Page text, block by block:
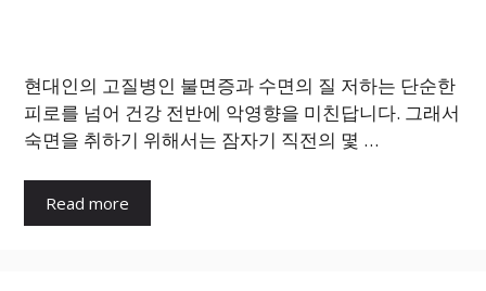
현대인의 고질병인 불면증과 수면의 질 저하는 단순한
피로를 넘어 건강 전반에 악영향을 미친답니다. 그래서
숙면을 취하기 위해서는 잠자기 직전의 몇 …
Read more